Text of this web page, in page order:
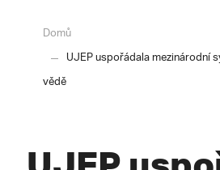
Domů
UJEP uspořádala mezinárodní
vědě